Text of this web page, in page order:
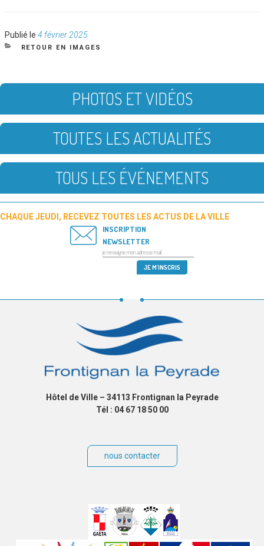
Publié le Publié
le
4 février 2025
CATÉGORIES
RETOUR EN IMAGES
PHOTOS ET VIDÉOS
TOUTES LES ACTUALITÉS
TOUS LES ÉVÉNEMENTS
CHAQUE JEUDI, RECEVEZ TOUTES LES ACTUS DE LA VILLE
INSCRIPTION
NEWSLETTER
Hôtel de Ville – 34113 Frontignan la Peyrade
Tél : 04 67 18 50 00
nous contacter